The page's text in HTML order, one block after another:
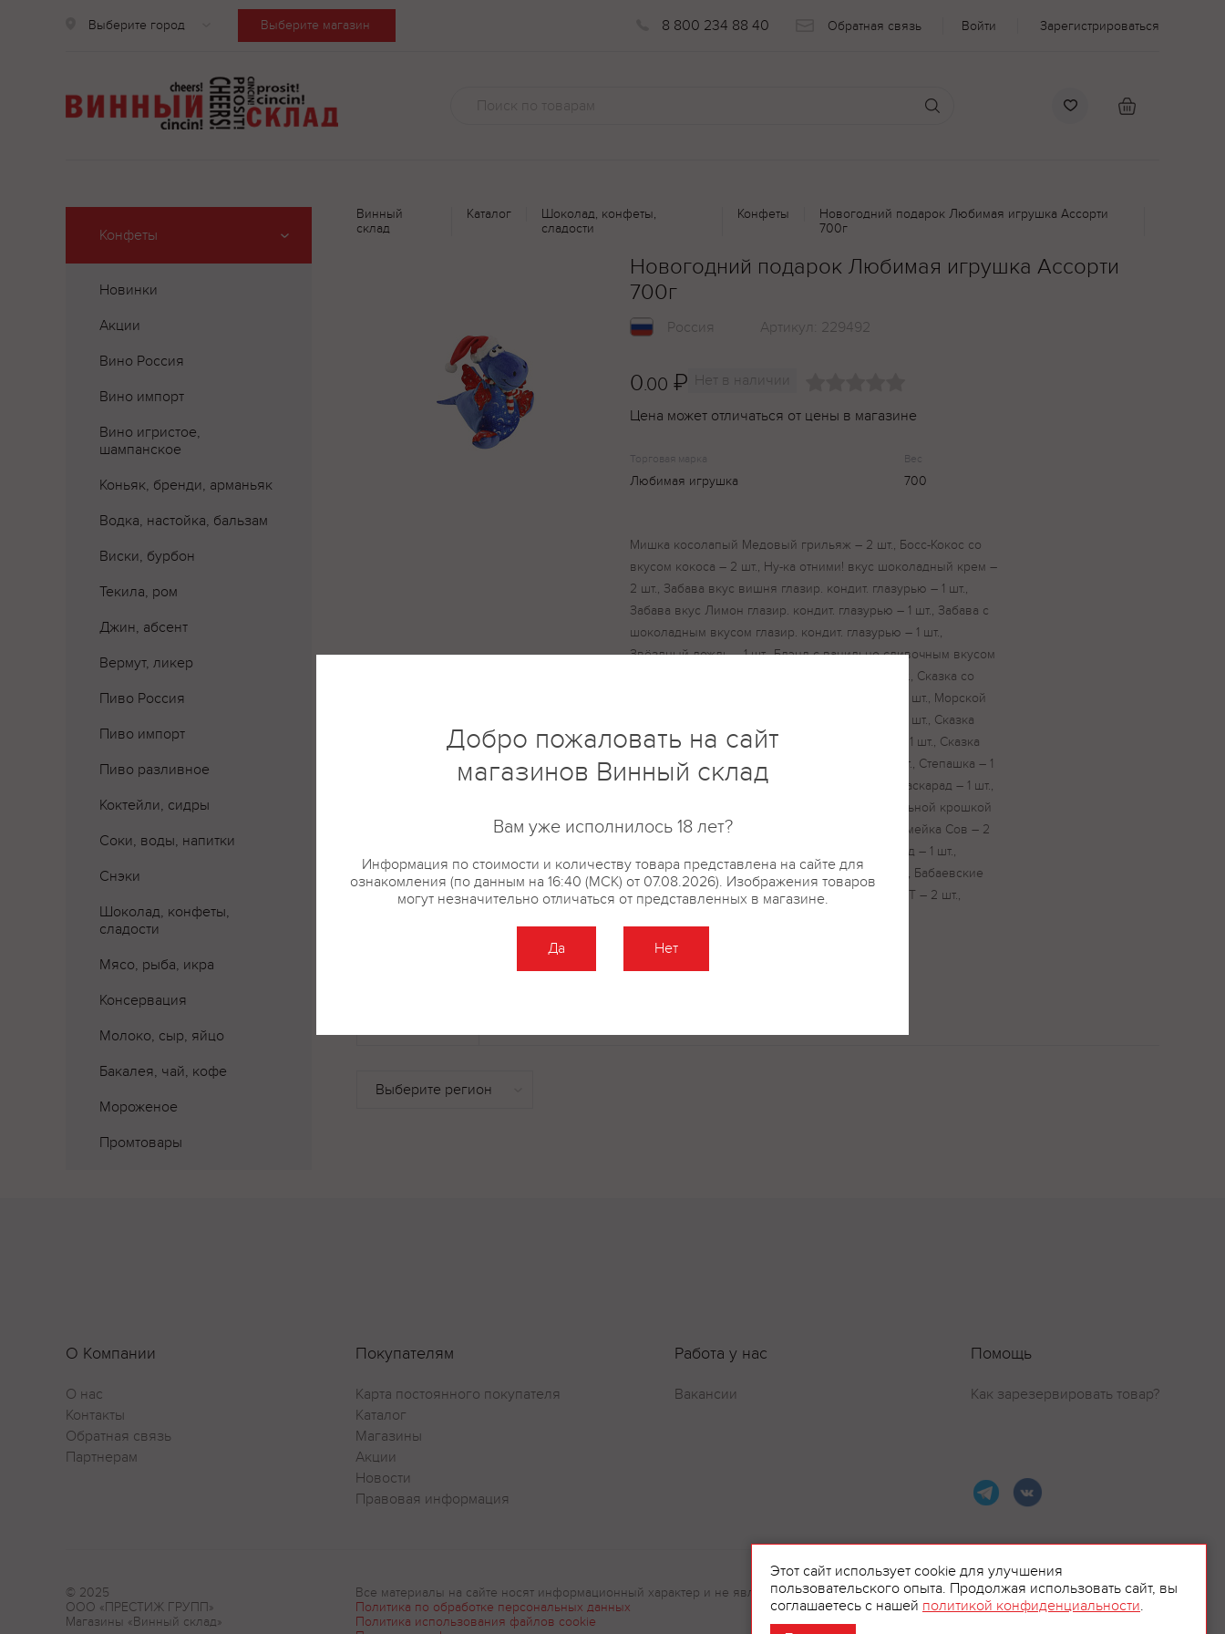
Выберите город Выберите магазин 8 800 234 88 40 Обратная связь Войти Зарегистрироваться
Конфеты
Новинки
Акции
Вино Россия
Вино импорт
Вино игристое,
шампанское
Коньяк, бренди, арманьяк
Водка, настойка, бальзам
Виски, бурбон
Текила, ром
Джин, абсент
Вермут, ликер
Пиво Россия
Пиво импорт
Пиво разливное
Коктейли, сидры
Соки, воды, напитки
Снэки
Шоколад, конфеты,
сладости
Мясо, рыба, икра
Консервация
Молоко, сыр, яйцо
Бакалея, чай, кофе
Мороженое
Промтовары
Винный
склад
Каталог
Шоколад, конфеты,
сладости
Конфеты
Новогодний подарок Любимая игрушка Ассорти
700г
Новогодний подарок Любимая игрушка Ассорти
700г
Россия Артикул: 229492
0.00 ₽ Нет в наличии
Цена может отличаться от цены в магазине
Торговая марка
Любимая игрушка
Вес
700
Мишка косолапый Медовый грильяж – 2 шт., Босс-Кокос со
вкусом кокоса – 2 шт., Ну-ка отними! вкус шоколадный крем –
2 шт., Забава вкус вишня глазир. кондит. глазурью – 1 шт.,
Забава вкус Лимон глазир. кондит. глазурью – 1 шт., Забава с
шоколадным вкусом глазир. кондит. глазурью – 1 шт.,
Звёздный дождь – 1 шт., Блэнд с ванильно-сливочным вкусом
– 1 шт., Фонарики вкус варёная сгущёнка – 1 шт., Сказка со
вкусом ананаса – 1 шт., Весна – 1 шт., Цитрон – 1 шт., Морской
бриз – 1 шт., Лакомка с трюфельным вкусом – 1 шт., Сказка
Пряничная – 2 шт., Сказка Весёлая карусель – 1 шт., Сказка
Котофей – 1 шт., Сказка Красная шапочка – 2 шт., Степашка – 1
шт., Степашка с хрустящими вафлями – 1 шт., Маскарад – 1 шт.,
Волшебный калейдоскоп – 1 шт., Нива с вафельной крошкой
– 2 шт., Петушок масляна головушка – 1 шт., Семейка Сов – 2
шт., Вафельные конфеты Коровка вкус шоколад – 1 шт.,
Вафельные конфеты Коровка Молочная – 1 шт., Бабаевские
шоколадный вкус – 1 шт., Батончики РОТ ФРОНТ – 2 шт.,
Оставить отзыв
О Компании
О нас
Контакты
Обратная связь
Партнерам
Покупателям
Карта постоянного покупателя
Каталог
Магазины
Акции
Новости
Правовая информация
Работа у нас
Вакансии
Помощь
Как зарезервировать товар?
© 2025
ООО «ПРЕСТИЖ ГРУПП»
Магазины «Винный склад»
Все материалы на сайте носят информационный характер и не являются рекламой.
Политика по обработке персональных данных
Политика использования файлов cookie
Этот сайт использует cookie для улучшения
пользовательского опыта. Продолжая использовать сайт, вы
соглашаетесь с нашей политикой конфиденциальности.
Добро пожаловать на сайт
магазинов Винный склад
Вам уже исполнилось 18 лет?
Информация по стоимости и количеству товара представлена на сайте для
ознакомления (по данным на 16:40 (МСК) от 07.08.2026). Изображения товаров
могут незначительно отличаться от представленных в магазине.
Да Нет